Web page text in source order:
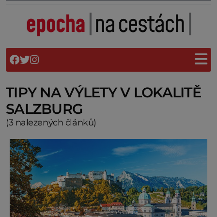
TIPY NA VÝLETY V LOKALITĚ
SALZBURG
(3 nalezených článků)